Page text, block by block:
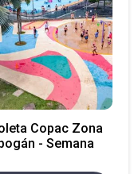
Copac Zona
- Semana